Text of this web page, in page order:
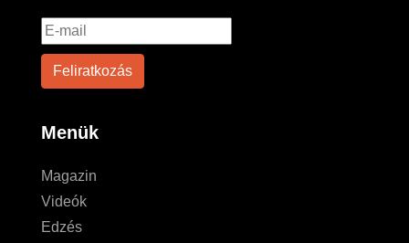
Menük
Magazin
Videók
Edzés